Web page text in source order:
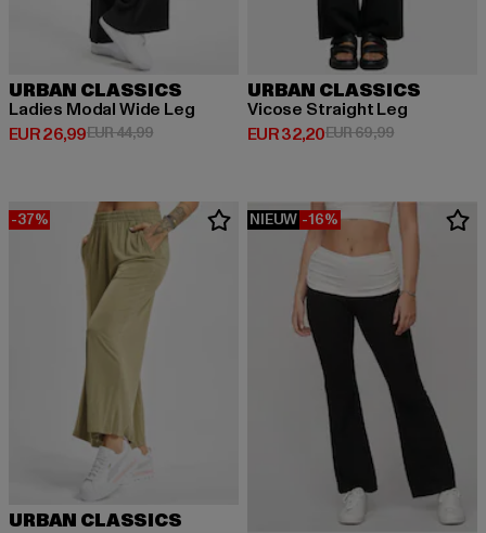
URBAN CLASSICS
Ladies Modal Wide Leg
EUR 26,99
Huidige prijs: EUR 26,99
EUR 44,99Actieprijs: EUR 44,99
URBAN CLASSICS
Vicose Straight Leg
EUR 32,20
Huidige prijs: EUR 32,20
EUR 69,99Actieprijs:
-37%
URBAN CLASSICS
NIEUW -16%